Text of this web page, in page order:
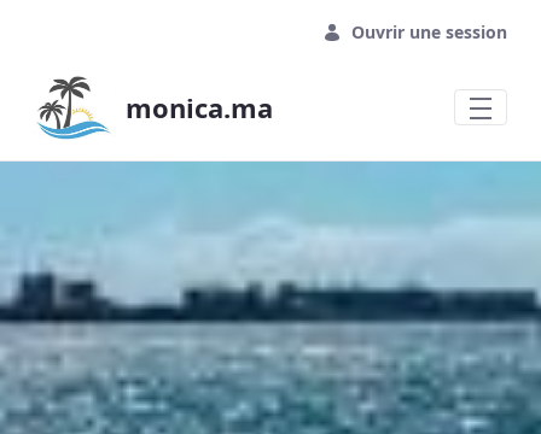
Ouvrir une session
monica.ma